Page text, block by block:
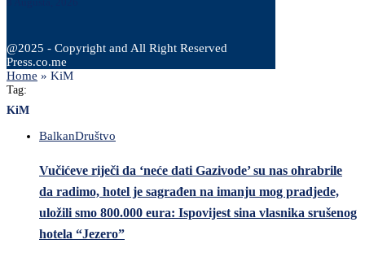
@2025 - Copyright and All Right Reserved
Press.co.me
Home » KiM
Tag:
KiM
BalkanDruštvo
Vučićeve riječi da ‘neće dati Gazivode’ su nas ohrabrile
da radimo, hotel je sagrađen na imanju mog pradjede,
uložili smo 800.000 eura: Ispovijest sina vlasnika srušenog
hotela “Jezero”